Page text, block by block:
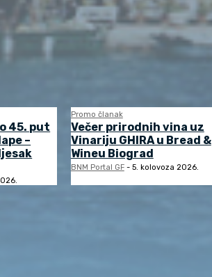
45. put
–
Promo članak
Večer prirodnih vina uz
Vinariju GHIRA u Bread &
Wineu Biograd
BNM Portal GF - 5. kolovoza 2026.